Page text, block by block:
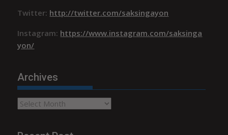
Twitter: http://twitter.com/saksingayon
Instagram: https://www.instagram.com/saksinga
yon/
Archives
Archives